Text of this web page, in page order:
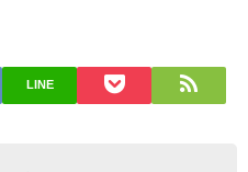
LINE